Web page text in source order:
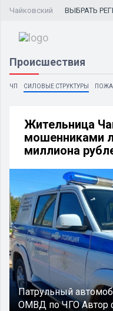
Чайковский ВЫБРАТЬ
Происшествия
ЧП СИЛОВЫЕ СТРУКТУРЫ
Жительница
мошенниками
миллиона
Патрульный
ОМВД по ЧГОАвтор